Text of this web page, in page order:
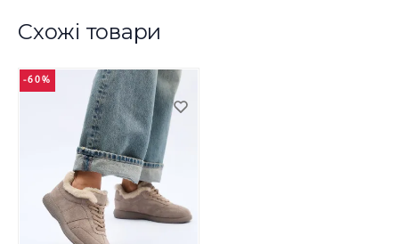
Схожі товари
-60%